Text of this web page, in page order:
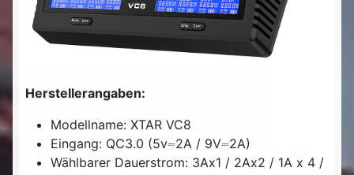
Herstellerangaben:
Modellname: XTAR VC8
Eingang: QC3.0 (5v⎓2A / 9V⎓2A)
Wählbarer Dauerstrom: 3Ax1 / 2Ax2 / 1A x 4 /